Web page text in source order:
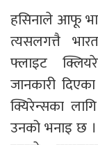
हसिनाले आफू
त्यसलगत्तै
फ्लाइट
जानकारी
क्यिरेन्सका
उनको भनाइ छ